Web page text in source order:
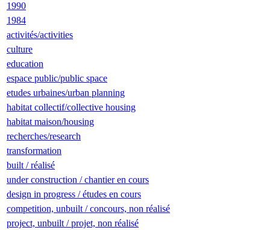
1990
1984
activités/activities
culture
education
espace public/public space
etudes urbaines/urban planning
habitat collectif/collective housing
habitat maison/housing
recherches/research
transformation
built / réalisé
under construction / chantier en cours
design in progress / études en cours
competition, unbuilt / concours, non réalisé
project, unbuilt / projet, non réalisé